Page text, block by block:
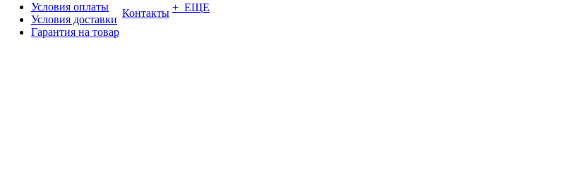
Условия оплаты
Условия доставки
Гарантия на товар
Контакты + ЕЩЕ